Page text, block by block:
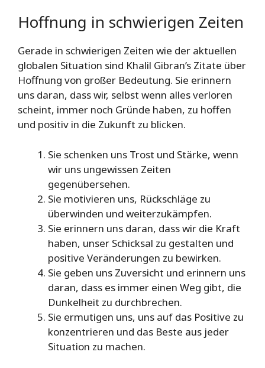
Hoffnung in schwierigen Zeiten
Gerade in schwierigen Zeiten wie der aktuellen
globalen Situation sind Khalil Gibran’s Zitate über
Hoffnung von großer Bedeutung. Sie erinnern
uns daran, dass wir, selbst wenn alles verloren
scheint, immer noch Gründe haben, zu hoffen
und positiv in die Zukunft zu blicken.
Sie schenken uns Trost und Stärke, wenn
wir uns ungewissen Zeiten
gegenübersehen.
Sie motivieren uns, Rückschläge zu
überwinden und weiterzukämpfen.
Sie erinnern uns daran, dass wir die Kraft
haben, unser Schicksal zu gestalten und
positive Veränderungen zu bewirken.
Sie geben uns Zuversicht und erinnern uns
daran, dass es immer einen Weg gibt, die
Dunkelheit zu durchbrechen.
Sie ermutigen uns, uns auf das Positive zu
konzentrieren und das Beste aus jeder
Situation zu machen.